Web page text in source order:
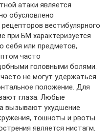
атаки является
обусловлено
вестибулярного
при БМ характеризуется
себя или предметов,
часто
головными болями.
не могут удержаться
положение. Для
глаза. Любые
вызывают ухудшение
тошноты и рвоты.
является нистагм.